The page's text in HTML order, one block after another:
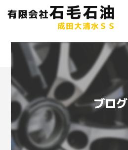
ブログ